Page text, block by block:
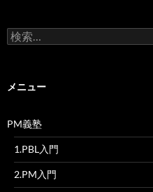
検
索:
メニュー
PM義塾
1.PBL入門
2.PM入門